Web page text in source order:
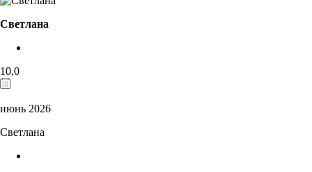
Светлана
10,0
июнь 2026
Светлана